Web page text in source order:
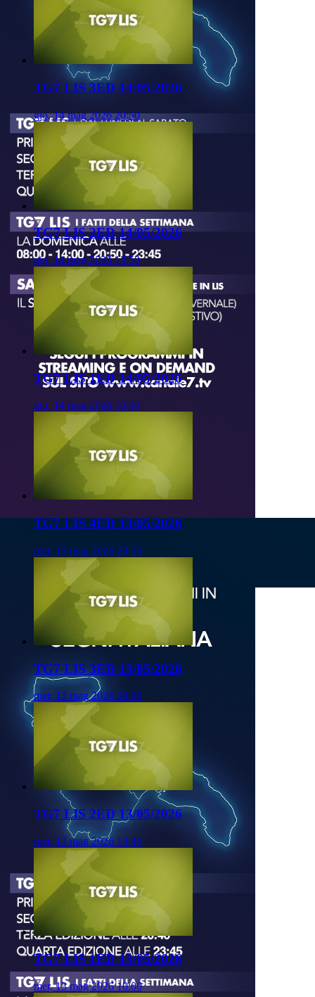
TG7 LIS 3ED 14/05/2026
gio, 14 mag 2026 20:50
TG7 LIS 2ED 14/05/2026
gio, 14 mag 2026 13:50
TG7 LIS 1ED 14/05/2026
gio, 14 mag 2026 10:00
TG7 LIS 4ED 13/05/2026
mer, 13 mag 2026 23:50
TG7 LIS 3ED 13/05/2026
mer, 13 mag 2026 20:50
TG7 LIS 2ED 13/05/2026
mer, 13 mag 2026 13:45
TG7 LIS 1ED 13/05/2026
mer, 13 mag 2026 10:00